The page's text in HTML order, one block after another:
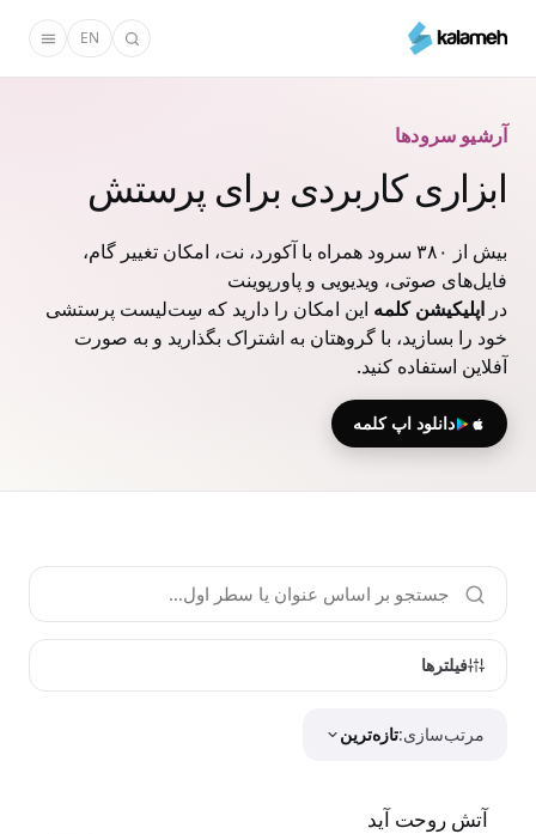
محتوای
EN
آرشیو سرودها
ابزاری کاربردی برای پرستش
بیش از ۳۸۰ سرود همراه با آکورد، نت، امکان تغییر گام،
فایل‌های صوتی، ویدیویی و پاورپوینت
در اپلیکیشن کلمه این امکان را دارید که سِت‌لیست پرستشی
خود را بسازید، با گروهتان به اشتراک بگذارید و به صورت
آفلاین استفاده کنید.
دانلود اپ کلمه
فیلترها
مرتب‌سازی:تازه‌ترین
آتش روحت آید